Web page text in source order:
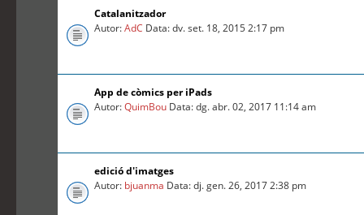
Catalanitzador
Autor:AdC Data: dv. set. 18, 2015 2:17 pm
App de còmics per iPads
Autor:QuimBou Data: dg. abr. 02, 2017 11:14 am
edició d'imatges
Autor: bjuanma Data: dj. gen. 26, 2017 2:38 pm